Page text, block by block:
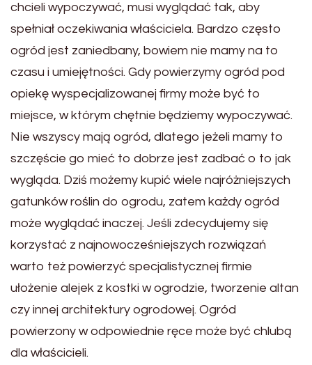
chcieli wypoczywać, musi wyglądać tak, aby
spełniał oczekiwania właściciela. Bardzo często
ogród jest zaniedbany, bowiem nie mamy na to
czasu i umiejętności. Gdy powierzymy ogród pod
opiekę wyspecjalizowanej firmy może być to
miejsce, w którym chętnie będziemy wypoczywać.
Nie wszyscy mają ogród, dlatego jeżeli mamy to
szczęście go mieć to dobrze jest zadbać o to jak
wygląda. Dziś możemy kupić wiele najróżniejszych
gatunków roślin do ogrodu, zatem każdy ogród
może wyglądać inaczej. Jeśli zdecydujemy się
korzystać z najnowocześniejszych rozwiązań
warto też powierzyć specjalistycznej firmie
ułożenie alejek z kostki w ogrodzie, tworzenie altan
czy innej architektury ogrodowej. Ogród
powierzony w odpowiednie ręce może być chlubą
dla właścicieli.